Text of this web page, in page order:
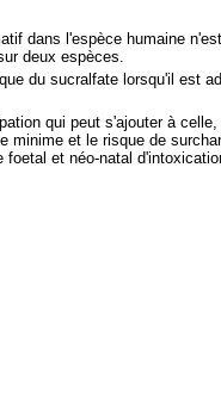
dans l'espèce humaine
deux espèces.
du sucralfate lorsqu'il est
qui peut s'ajouter à
et le risque de
et néo-natal